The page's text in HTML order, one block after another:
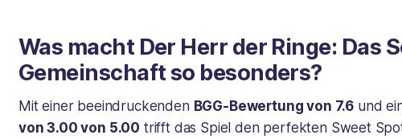
Was macht Der Herr der Ringe: Das
Gemeinschaft so besonders?
Mit einer beeindruckenden BGG-Bewertung von 7.6 und
von 3.00 von 5.00 trifft das Spiel den perfekten Sweet